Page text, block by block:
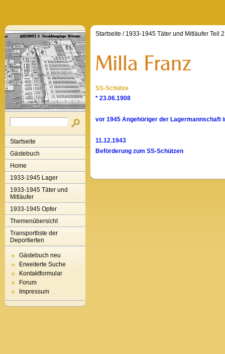
Startseite
Gästebuch
Home
1933-1945 Lager
1933-1945 Täter und
Mitläufer
1933-1945 Opfer
Themenübersicht
Transportliste der
Deportierten
Gästebuch neu
Erweiterte Suche
Kontaktformular
Forum
Impressum
Startseite / 1933-1945 Täter und Mitläufer Teil 2
SS-Schütze
* 23.06.1908
vor 1945 Angehöriger der Lagermannschaft
11.12.1943
Beförderung zum SS-Schützen